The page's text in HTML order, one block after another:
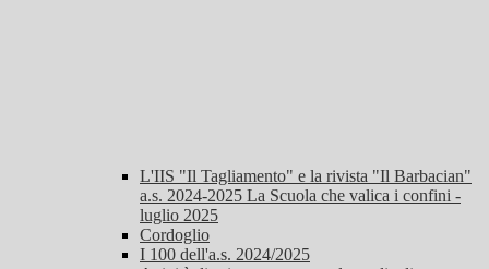
L'IIS "Il Tagliamento" e la rivista "Il Barbacian"
a.s. 2024-2025 La Scuola che valica i confini -
luglio 2025
Cordoglio
I 100 dell'a.s. 2024/2025